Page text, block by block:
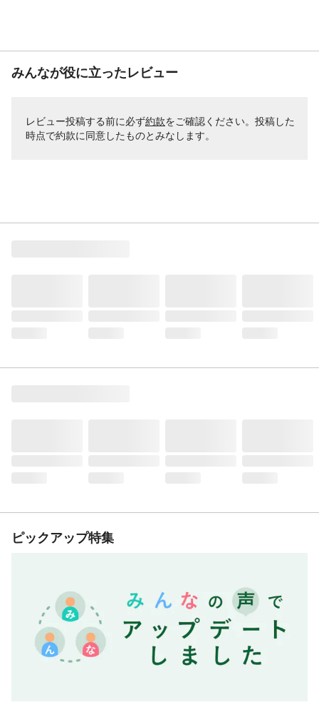
みんなが役に立ったレビュー
レビュー投稿する前に必ず約款をご確認ください。投稿した
時点で約款に同意したものとみなします。
ピックアップ特集